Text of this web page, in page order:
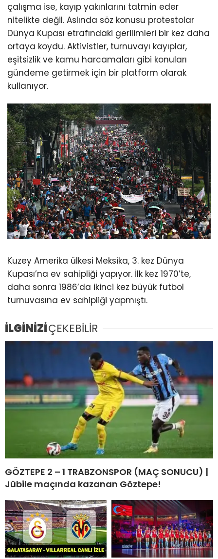
çalışma ise, kayıp yakınlarını tatmin eder
nitelikte değil. Aslında söz konusu protestolar
Dünya Kupası etrafındaki gerilimleri bir kez daha
ortaya koydu. Aktivistler, turnuvayı kayıplar,
eşitsizlik ve kamu harcamaları gibi konuları
gündeme getirmek için bir platform olarak
kullanıyor.
Kuzey Amerika ülkesi Meksika, 3. kez Dünya
Kupası’na ev sahipliği yapıyor. İlk kez 1970’te,
daha sonra 1986’da ikinci kez büyük futbol
turnuvasına ev sahipliği yapmıştı.
İLGİNİZİÇEKEBİLİR
GÖZTEPE 2 – 1 TRABZONSPOR (MAÇ SONUCU) |
Jübile maçında kazanan Göztepe!